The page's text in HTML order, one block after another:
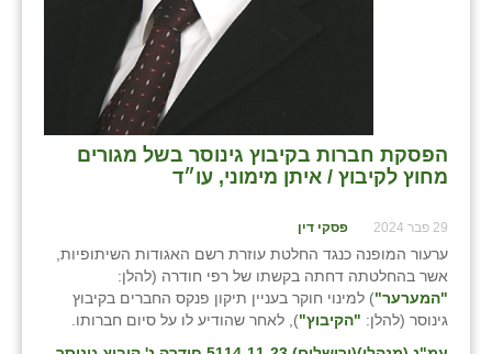
הפסקת חברות בקיבוץ גינוסר בשל מגורים
מחוץ לקיבוץ / איתן מימוני, עו״ד
29 פבר 2024 פסקי דין
ערעור המופנה כנגד החלטת עוזרת רשם האגודות השיתופיות,
אשר בהחלטתה דחתה בקשתו של רפי חודרה (להלן:
"המערער") למינוי חוקר בעניין תיקון פנקס החברים בקיבוץ
גינוסר (להלן: "הקיבוץ"), לאחר שהודיע לו על סיום חברותו.